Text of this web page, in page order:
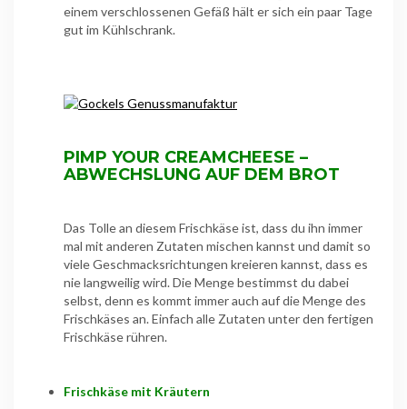
einem verschlossenen Gefäß hält er sich ein paar Tage
gut im Kühlschrank.
PIMP YOUR CREAMCHEESE –
ABWECHSLUNG AUF DEM BROT
Das Tolle an diesem Frischkäse ist, dass du ihn immer
mal mit anderen Zutaten mischen kannst und damit so
viele Geschmacksrichtungen kreieren kannst, dass es
nie langweilig wird. Die Menge bestimmst du dabei
selbst, denn es kommt immer auch auf die Menge des
Frischkäses an. Einfach alle Zutaten unter den fertigen
Frischkäse rühren.
Frischkäse mit Kräutern